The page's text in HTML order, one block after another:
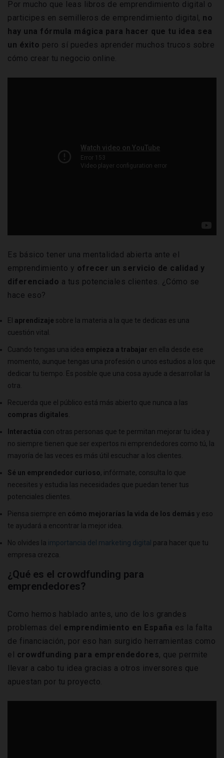
Por mucho que leas libros de emprendimiento digital o
participes en semilleros de emprendimiento digital, no
hay una fórmula mágica para hacer que tu idea sea
un éxito pero sí puedes aprender muchos trucos sobre
cómo crear tu negocio online.
Es básico tener una mentalidad abierta ante el
emprendimiento y ofrecer un servicio de calidad y
diferenciado a tus potenciales clientes. ¿Cómo se
hace eso?
El aprendizaje sobre la materia a la que te dedicas es una
cuestión vital.
Cuando tengas una idea empieza a trabajar en ella desde ese
momento, aunque tengas una profesión o unos estudios a los que
dedicar tu tiempo. Es posible que una cosa ayude a desarrollar la
otra.
Recuerda que el público está más abierto que nunca a las
compras digitales
Interactúa con otras personas que te permitan mejorar tu idea y
no siempre tienen que ser expertos ni emprendedores como tú, la
mayoría de las veces es más útil escuchar a los clientes.
Sé un emprendedor curioso, infórmate, consulta lo que
necesites y estudia las necesidades que puedan tener tus
potenciales clientes.
Piensa siempre en cómo mejorarías la vida de los demás y eso
te ayudará a encontrar la mejor idea.
No olvides la importancia del marketing digital para hacer que tu
empresa crezca.
¿Qué es el crowdfunding para
emprendedores?
Como hemos hablado antes, uno de los grandes
problemas del emprendimiento en España es la falta
de financiación, por eso han surgido herramientas como
el crowdfunding para emprendedores, que permite
llevar a cabo tu idea gracias a otros inversores que
apuestan por tu proyecto.